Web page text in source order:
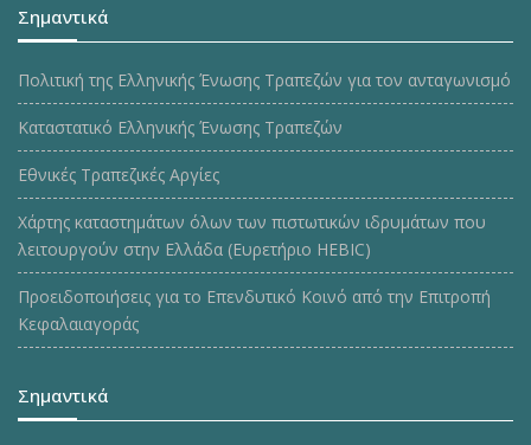
Σημαντικά
Πολιτική της Ελληνικής Ένωσης Τραπεζών για τον ανταγωνισμό
Καταστατικό Ελληνικής Ένωσης Τραπεζών
Εθνικές Τραπεζικές Αργίες
Χάρτης καταστημάτων όλων των πιστωτικών ιδρυμάτων που
λειτουργούν στην Ελλάδα (Ευρετήριο HEBIC)
Προειδοποιήσεις για το Επενδυτικό Κοινό από την Επιτροπή
Κεφαλαιαγοράς
Σημαντικά